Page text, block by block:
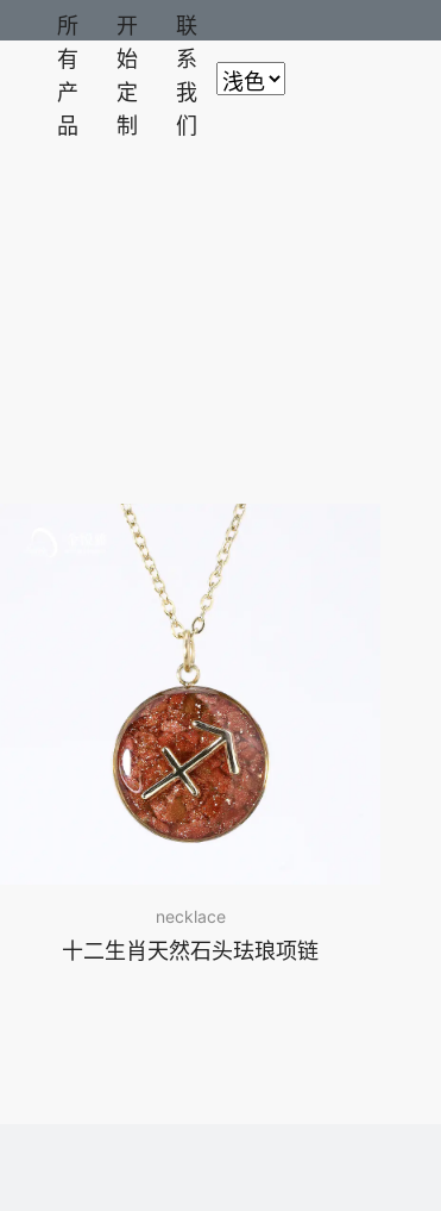
所
有
产
品
开
始
定
制
联
系
我
们
necklace
十二生肖天然石头珐琅项链